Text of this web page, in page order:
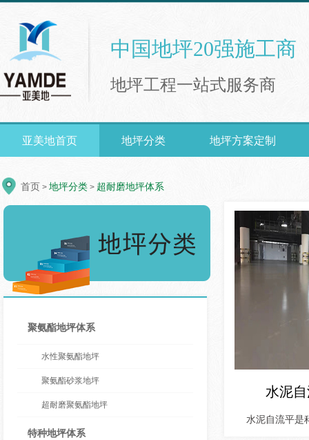
中国地坪20强施工商
地坪工程一站式服务商
亚美地首页 地坪分类 地坪方案定制
首页 > 地坪分类 > 超耐磨地坪体系
聚氨酯地坪体系
水性聚氨酯地坪
聚氨酯砂浆地坪
超耐磨聚氨酯地坪
特种地坪体系
水泥
水泥自流平是